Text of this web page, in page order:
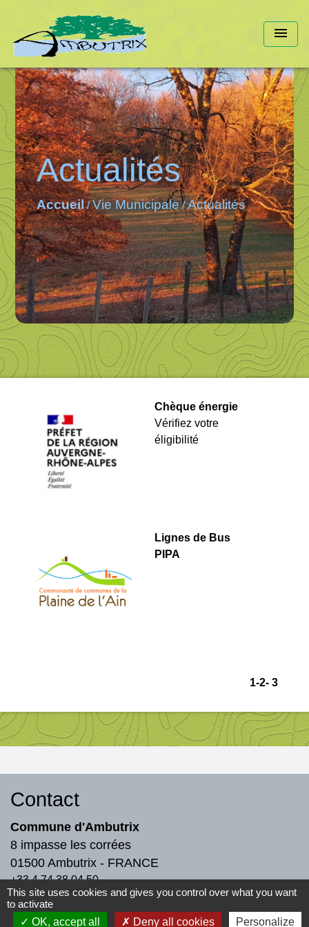
menu
Actualités
Accueil/Vie Municipale/Actualités
Chèque énergie
Vérifiez votre
éligibilité
Lignes de Bus
PIPA
1-2- 3
Contact
Commune d'Ambutrix
8 impasse les corrées
01500 Ambutrix - FRANCE
+33 4 74 38 04 50
Contact par formulaire
This site uses cookies and gives you control over what you want
to activate
OK, accept all
Deny all cookies Personalize